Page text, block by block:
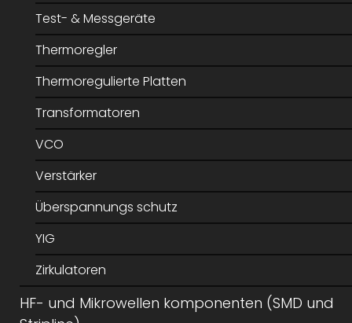
Test- & Messgeräte
Thermoregler
Thermoregulierte Platten
Transformatoren
VCO
Verstärker
Überspannungs schutz
YIG
Zirkulatoren
HF- und Mikrowellen komponenten (SMD und